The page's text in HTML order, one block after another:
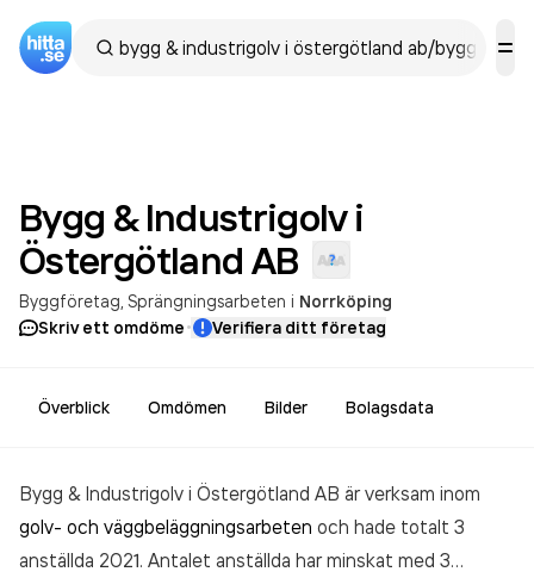
Bygg & Industrigolv i
Östergötland AB
Byggföretag Sprängningsarbeten i Norrköping
Skriv ett omdöme· Verifiera ditt företag
Överblick Omdömen Bilder Bolagsdata
Bygg & Industrigolv i Östergötland AB är verksam inom
golv- och väggbeläggningsarbeten och hade totalt 3
anställda 2021. Antalet anställda har minskat med 3